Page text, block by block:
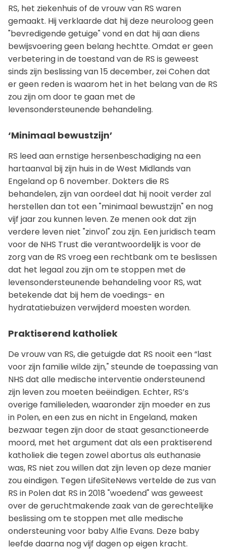
RS, het ziekenhuis of de vrouw van RS waren
gemaakt. Hij verklaarde dat hij deze neuroloog geen
"bevredigende getuige" vond en dat hij aan diens
bewijsvoering geen belang hechtte. Omdat er geen
verbetering in de toestand van de RS is geweest
sinds zijn beslissing van 15 december, zei Cohen dat
er geen reden is waarom het in het belang van de RS
zou zijn om door te gaan met de
levensondersteunende behandeling.
‘Minimaal bewustzijn’
RS leed aan ernstige hersenbeschadiging na een
hartaanval bij zijn huis in de West Midlands van
Engeland op 6 november. Dokters die RS
behandelen, zijn van oordeel dat hij nooit verder zal
herstellen dan tot een "minimaal bewustzijn" en nog
vijf jaar zou kunnen leven. Ze menen ook dat zijn
verdere leven niet "zinvol" zou zijn. Een juridisch team
voor de NHS Trust die verantwoordelijk is voor de
zorg van de RS vroeg een rechtbank om te beslissen
dat het legaal zou zijn om te stoppen met de
levensondersteunende behandeling voor RS, wat
betekende dat bij hem de voedings- en
hydratatiebuizen verwijderd moesten worden.
Praktiserend katholiek
De vrouw van RS, die getuigde dat RS nooit een “last
voor zijn familie wilde zijn," steunde de toepassing van
NHS dat alle medische interventie ondersteunend
zijn leven zou moeten beëindigen. Echter, RS’s
overige familieleden, waaronder zijn moeder en zus
in Polen, en een zus en nicht in Engeland, maken
bezwaar tegen zijn door de staat gesanctioneerde
moord, met het argument dat als een praktiserend
katholiek die tegen zowel abortus als euthanasie
was, RS niet zou willen dat zijn leven op deze manier
zou eindigen. Tegen LifeSiteNews vertelde de zus van
RS in Polen dat RS in 2018 "woedend" was geweest
over de geruchtmakende zaak van de gerechtelijke
beslissing om te stoppen met alle medische
ondersteuning voor baby Alfie Evans. Deze baby
leefde daarna nog vijf dagen op eigen kracht.